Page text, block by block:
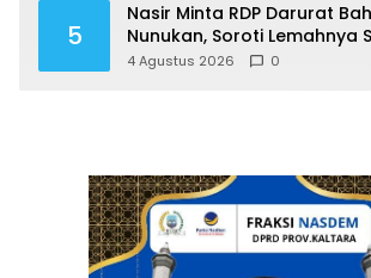
5
Nasir Minta RDP Darurat
Nunukan, Soroti Lemahnya
Distribusi
4 Agustus 2026 0